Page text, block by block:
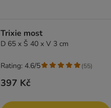
Trixie most
D 65 x Š 40 x V 3 cm
397 Kč
Rating: 4.6/5 (55)